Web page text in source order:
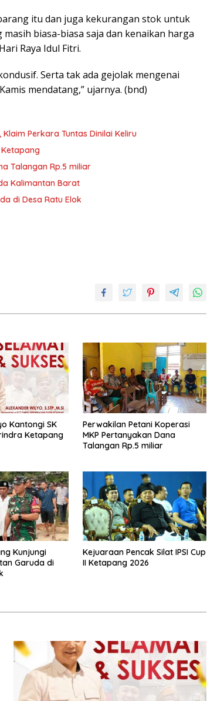
itu dan juga kekurangan stok untuk
biasa-biasa saja dan kenaikan harga
Raya Idul Fitri.
Serta tak ada gejolak mengenai
mendatang,” ujarnya. (bnd)
Perkara Tuntas Dinilai Keliru
Talangan Rp.5 miliar
Kalimantan Barat
di Desa Ratu Elok
Kantongi SK
Ketapang
Perwakilan Petani Koperasi
MKP Pertanyakan Dana
Talangan Rp.5 miliar
Kunjungi
Garuda di
Kejuaraan Pencak Silat IPSI Cup
II Ketapang 2026